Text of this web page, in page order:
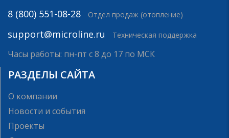
8 (800) 551-08-28 Отдел продаж (отопление)
support@microline.ru Техническая поддержка
Часы работы: пн-пт с 8 до 17 по МСК
РАЗДЕЛЫ САЙТА
О компании
Новости и события
Проекты